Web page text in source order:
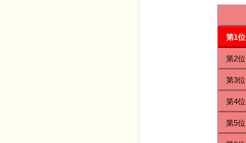
第1位
第2位
第3位
第4位
第5位